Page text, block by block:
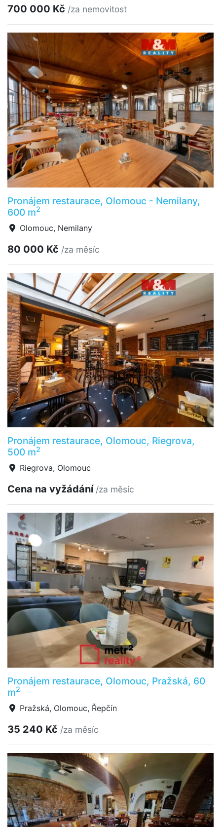
700 000 Kč /za nemovitost
Pronájem restaurace, Olomouc - Nemilany,
600 m2
Olomouc, Nemilany
80 000 Kč /za měsíc
Pronájem restaurace, Olomouc, Riegrova,
500 m2
Riegrova, Olomouc
Cena na vyžádání /za měsíc
Pronájem restaurace, Olomouc, Pražská, 60
m2
Pražská, Olomouc, Řepčín
35 240 Kč /za měsíc